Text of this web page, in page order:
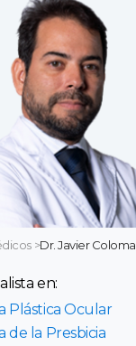
>Dr. Javier Coloma
en:
Plástica Ocular
de la Presbicia